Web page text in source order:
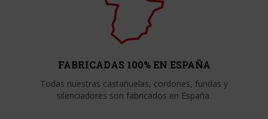
FABRICADAS 100% EN ESPAÑA
Todas nuestras castañuelas, cordones, fundas y
silenciadores son fabricados en España.